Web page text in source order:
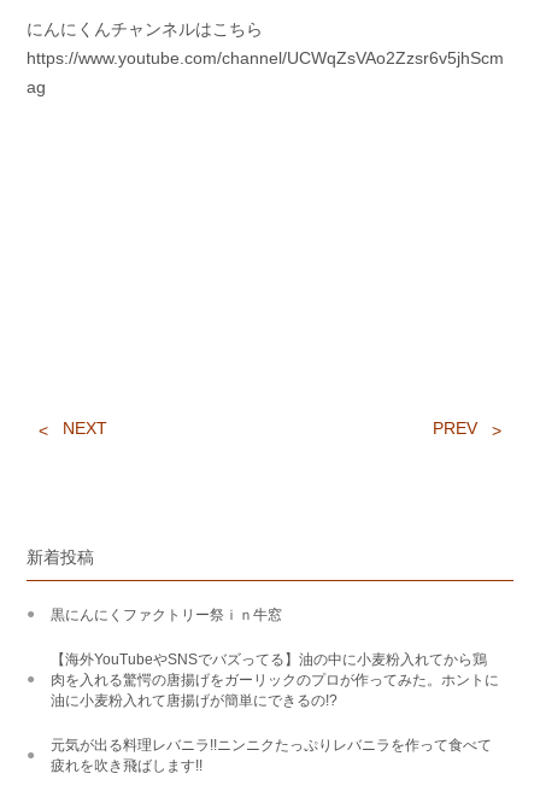
にんにくんチャンネルはこちら
https://www.youtube.com/channel/UCWqZsVAo2Zzsr6v5jhScm
ag
NEXT PREV
新着投稿
黒にんにくファクトリー祭ｉｎ牛窓
【海外YouTubeやSNSでバズってる】油の中に小麦粉入れてから鶏
肉を入れる驚愕の唐揚げをガーリックのプロが作ってみた。ホントに
油に小麦粉入れて唐揚げが簡単にできるの!?
元気が出る料理レバニラ!!ニンニクたっぷりレバニラを作って食べて
疲れを吹き飛ばします!!